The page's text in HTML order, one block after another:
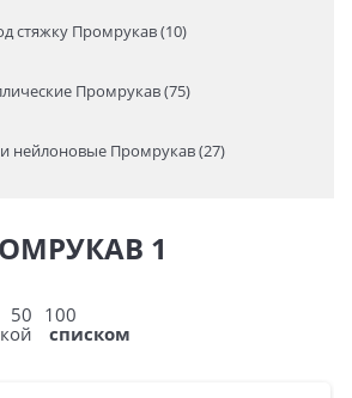
стяжку Промрукав (10)
Промрукав (75)
нейлоновые Промрукав (27)
1
50 100
списком